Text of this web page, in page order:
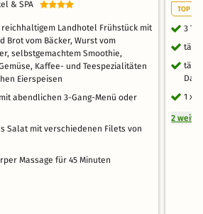
& SPA
reichhaltigem Landhotel Frühstück mit
Brot vom Bäcker, Wurst vom
selbstgemachtem Smoothie,
Kaffee- und Teespezialitäten
Eierspeisen
abendlichen 3-Gang-Menü oder
Salat mit verschiedenen Filets von
Massage für 45 Minuten
TOP
3
1 x
2